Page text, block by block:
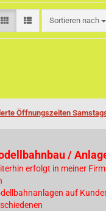
Sortieren nach
Sortieren nach
Öffnungszeiten
/
erfolgt in meiner
auf